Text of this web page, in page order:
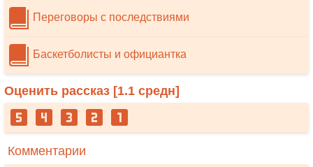
Переговоры с последствиями
Баскетболисты и официантка
Оценить рассказ [1.1 средн]
Комментарии